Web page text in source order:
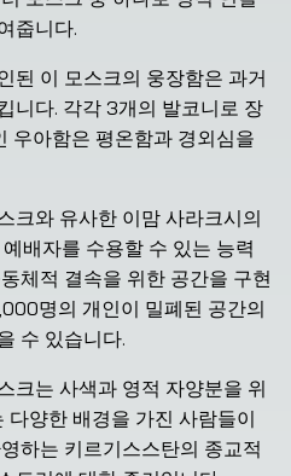
줍니다.
된 이 모스크의 웅장함은 과거
니다. 각각 3개의 발코니로 장
우아함은 평온함과 경외심을
크와 유사한 이맘 사라크시의
배자를 수용할 수 있는 능력
체적 결속을 위한 공간을 구현
명의 개인이 밀폐된 공간의
수 있습니다.
크는 사색과 영적 자양분을 위
다양한 배경을 가진 사람들이
하는 키르기스스탄의 종교적